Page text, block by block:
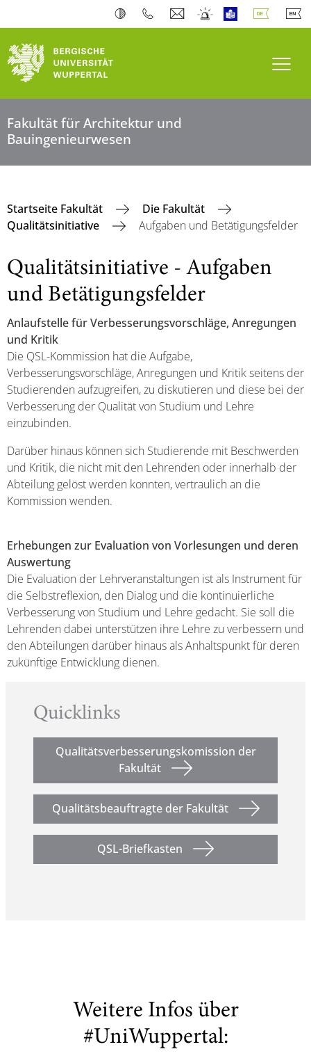
Fakultät für Architektur und
Bauingenieurwesen
Startseite Fakultät
Die Fakultät
Qualitätsinitiative
Aufgaben und Betätigungsfelder
Qualitätsinitiative - Aufgaben
und Betätigungsfelder
Anlaufstelle für Verbesserungsvorschläge, Anregungen
und Kritik
Die QSL-Kommission hat die Aufgabe,
Verbesserungsvorschläge, Anregungen und Kritik seitens der
Studierenden aufzugreifen, zu diskutieren und diese bei der
Verbesserung der Qualität von Studium und Lehre
einzubinden.
Darüber hinaus können sich Studierende mit Beschwerden
und Kritik, die nicht mit den Lehrenden oder innerhalb der
Abteilung gelöst werden konnten, vertraulich an die
Kommission wenden.
Erhebungen zur Evaluation von Vorlesungen und deren
Auswertung
Die Evaluation der Lehrveranstaltungen ist als Instrument für
die Selbstreflexion, den Dialog und die kontinuierliche
Verbesserung von Studium und Lehre gedacht. Sie soll die
Lehrenden dabei unterstützen ihre Lehre zu verbessern und
den Abteilungen darüber hinaus als Anhaltspunkt für deren
zukünftige Entwicklung dienen.
Quicklinks
Qualitätsverbesserungskomission der
Fakultät
Qualitätsbeauftragte der Fakultät
QSL-Briefkasten
Weitere Infos über
#UniWuppertal: